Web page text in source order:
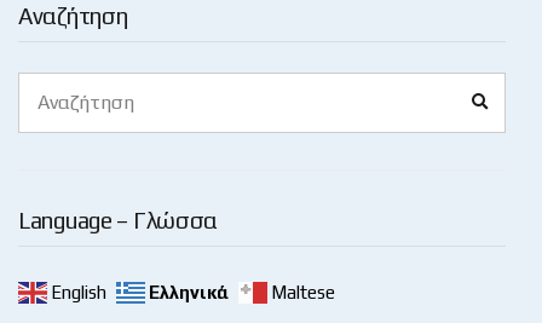
Αναζήτηση
for:
Language – Γλώσσα
English Ελληνικά Maltese